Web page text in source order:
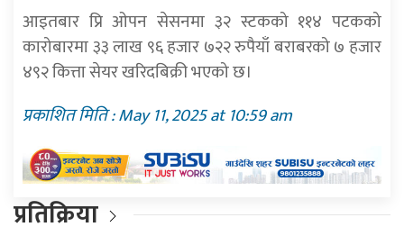
आइतबार प्रि ओपन सेसनमा ३२ स्टकको ११४ पटकको
कारोबारमा ३३ लाख ९६ हजार ७२२ रुपैयाँ बराबरको ७ हजार
४९२ कित्ता सेयर खरिदबिक्री भएको छ।
प्रकाशित मिति : May 11, 2025 at 10:59 am
प्रतिक्रिया